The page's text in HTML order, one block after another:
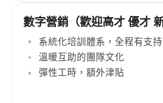
數字營銷（歡迎高才 優才
系統化培訓體系，全程有支持
溫暖互助的團隊文化
彈性工時，額外津貼